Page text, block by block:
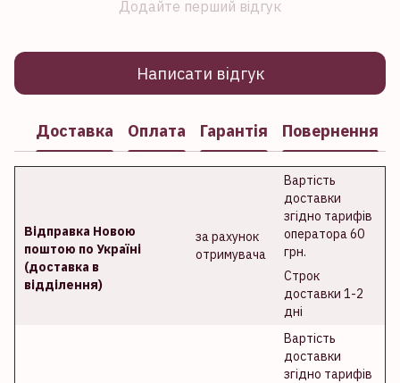
Додайте перший відгук
Написати відгук
Доставка Оплата Гарантія Повернення
Відправка Новою
поштою по Україні
(доставка в
відділення)
за рахунок
отримувача
Вартість
доставки
згідно тарифів
оператора 60
грн.
Строк
доставки 1-2
дні
Вартість
доставки
згідно тарифів